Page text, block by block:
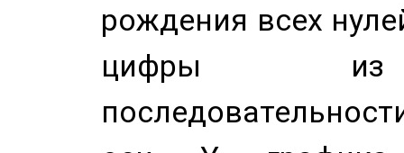
рождения всех
цифры из